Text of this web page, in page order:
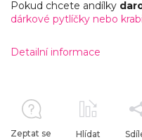
Pokud chcete andílky
dárkové pytlíčky nebo
Detailní informace
Zeptat se Hlídat